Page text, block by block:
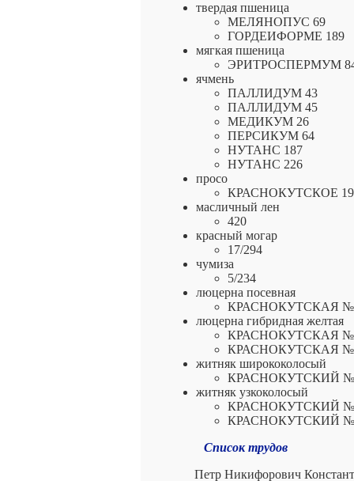
твердая пшеница
МЕЛЯНОПУС 69
ГОРДЕИФОРМЕ 189
мягкая пшеница
ЭРИТРОСПЕРМУМ
ячмень
ПАЛЛИДУМ 43
ПАЛЛИДУМ 45
МЕДИКУМ 26
ПЕРСИКУМ 64
НУТАНС 187
НУТАНС 226
просо
КРАСНОКУТСКОЕ
масличный лен
420
красный могар
17/294
чумиза
5/234
люцерна посевная
КРАСНОКУТСКАЯ
люцерна гибридная желтая
КРАСНОКУТСКАЯ
КРАСНОКУТСКАЯ
житняк ширококолосый
КРАСНОКУТСКИЙ
житняк узкоколосый
КРАСНОКУТСКИЙ
КРАСНОКУТСКИЙ
Список трудов
Петр Никифорович